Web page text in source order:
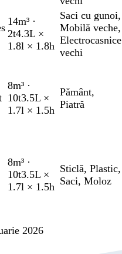
14m³ ·
2t4.3L ×
1.8l × 1.8h
Saci cu gunoi,
Mobilă veche,
Electrocasnice
vechi
8m³ ·
10t3.5L ×
1.7l × 1.5h
Pământ,
Piatră
8m³ ·
10t3.5L ×
1.7l × 1.5h
Sticlă, Plastic,
Saci, Moloz
2026